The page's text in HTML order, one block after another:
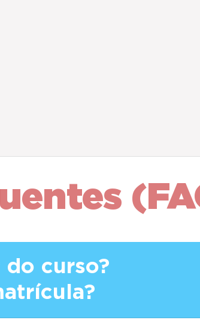
curso?